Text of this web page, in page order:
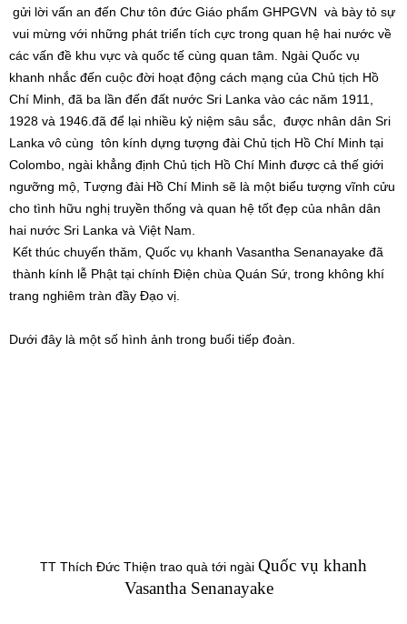
gửi lời vấn an đến Chư tôn đức Giáo phẩm GHPGVN và bày tỏ sự
vui mừng với những phát triển tích cực trong quan hệ hai nước về
các vấn đề khu vực và quốc tế cùng quan tâm. Ngài Quốc vụ
khanh nhắc đến cuộc đời hoạt động cách mạng của Chủ tịch Hồ
Chí Minh, đã ba lần đến đất nước Sri Lanka vào các năm 1911,
1928 và 1946.đã để lại nhiều kỷ niệm sâu sắc, được nhân dân Sri
Lanka vô cùng tôn kính dựng tượng đài Chủ tịch Hồ Chí Minh tại
Colombo, ngài khẳng định Chủ tịch Hồ Chí Minh được cả thế giới
ngưỡng mộ, Tượng đài Hồ Chí Minh sẽ là một biểu tượng vĩnh cửu
cho tình hữu nghị truyền thống và quan hệ tốt đẹp của nhân dân
hai nước Sri Lanka và Việt Nam.
Kết thúc chuyến thăm, Quốc vụ khanh Vasantha Senanayake đã
thành kính lễ Phật tại chính Điện chùa Quán Sứ, trong không khí
trang nghiêm tràn đầy Đạo vị.
Dưới đây là một số hình ảnh trong buổi tiếp đoàn.
TT Thích Đức Thiện trao quà tới ngài Quốc vụ khanh
Vasantha Senanayake